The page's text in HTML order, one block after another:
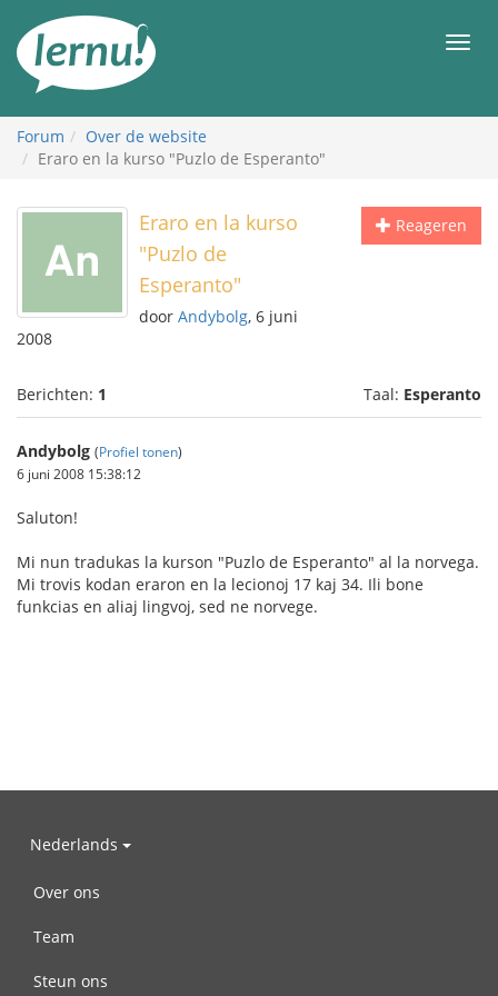
inhoud
Forum
Over de website
Eraro en la kurso "Puzlo de Esperanto"
Reageren
Eraro en la kurso
"Puzlo de
Esperanto"
door Andybolg, 6 juni
2008
Berichten: 1 Taal: Esperanto
Andybolg (Profiel tonen)
6 juni 2008 15:38:12
Saluton!
Mi nun tradukas la kurson "Puzlo de Esperanto" al la norvega.
Mi trovis kodan eraron en la lecionoj 17 kaj 34. Ili bone
funkcias en aliaj lingvoj, sed ne norvege.
Nederlands
Over ons
Team
Steun ons